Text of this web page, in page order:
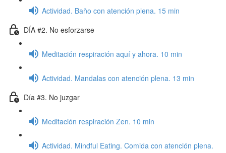
Actividad. Baño con atención plena. 15 min
DÍA #2. No esforzarse
Meditación respiración aquí y ahora. 10 min
Actividad. Mandalas con atención plena. 13 min
Día #3. No juzgar
Meditación respiración Zen. 10 min
Actividad. Mindful Eating. Comida con atención plena.